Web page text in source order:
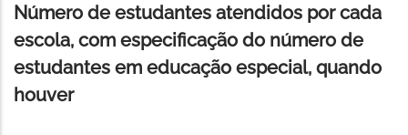
Número de estudantes atendidos por cada
escola, com especificação do número de
estudantes em educação especial, quando
houver